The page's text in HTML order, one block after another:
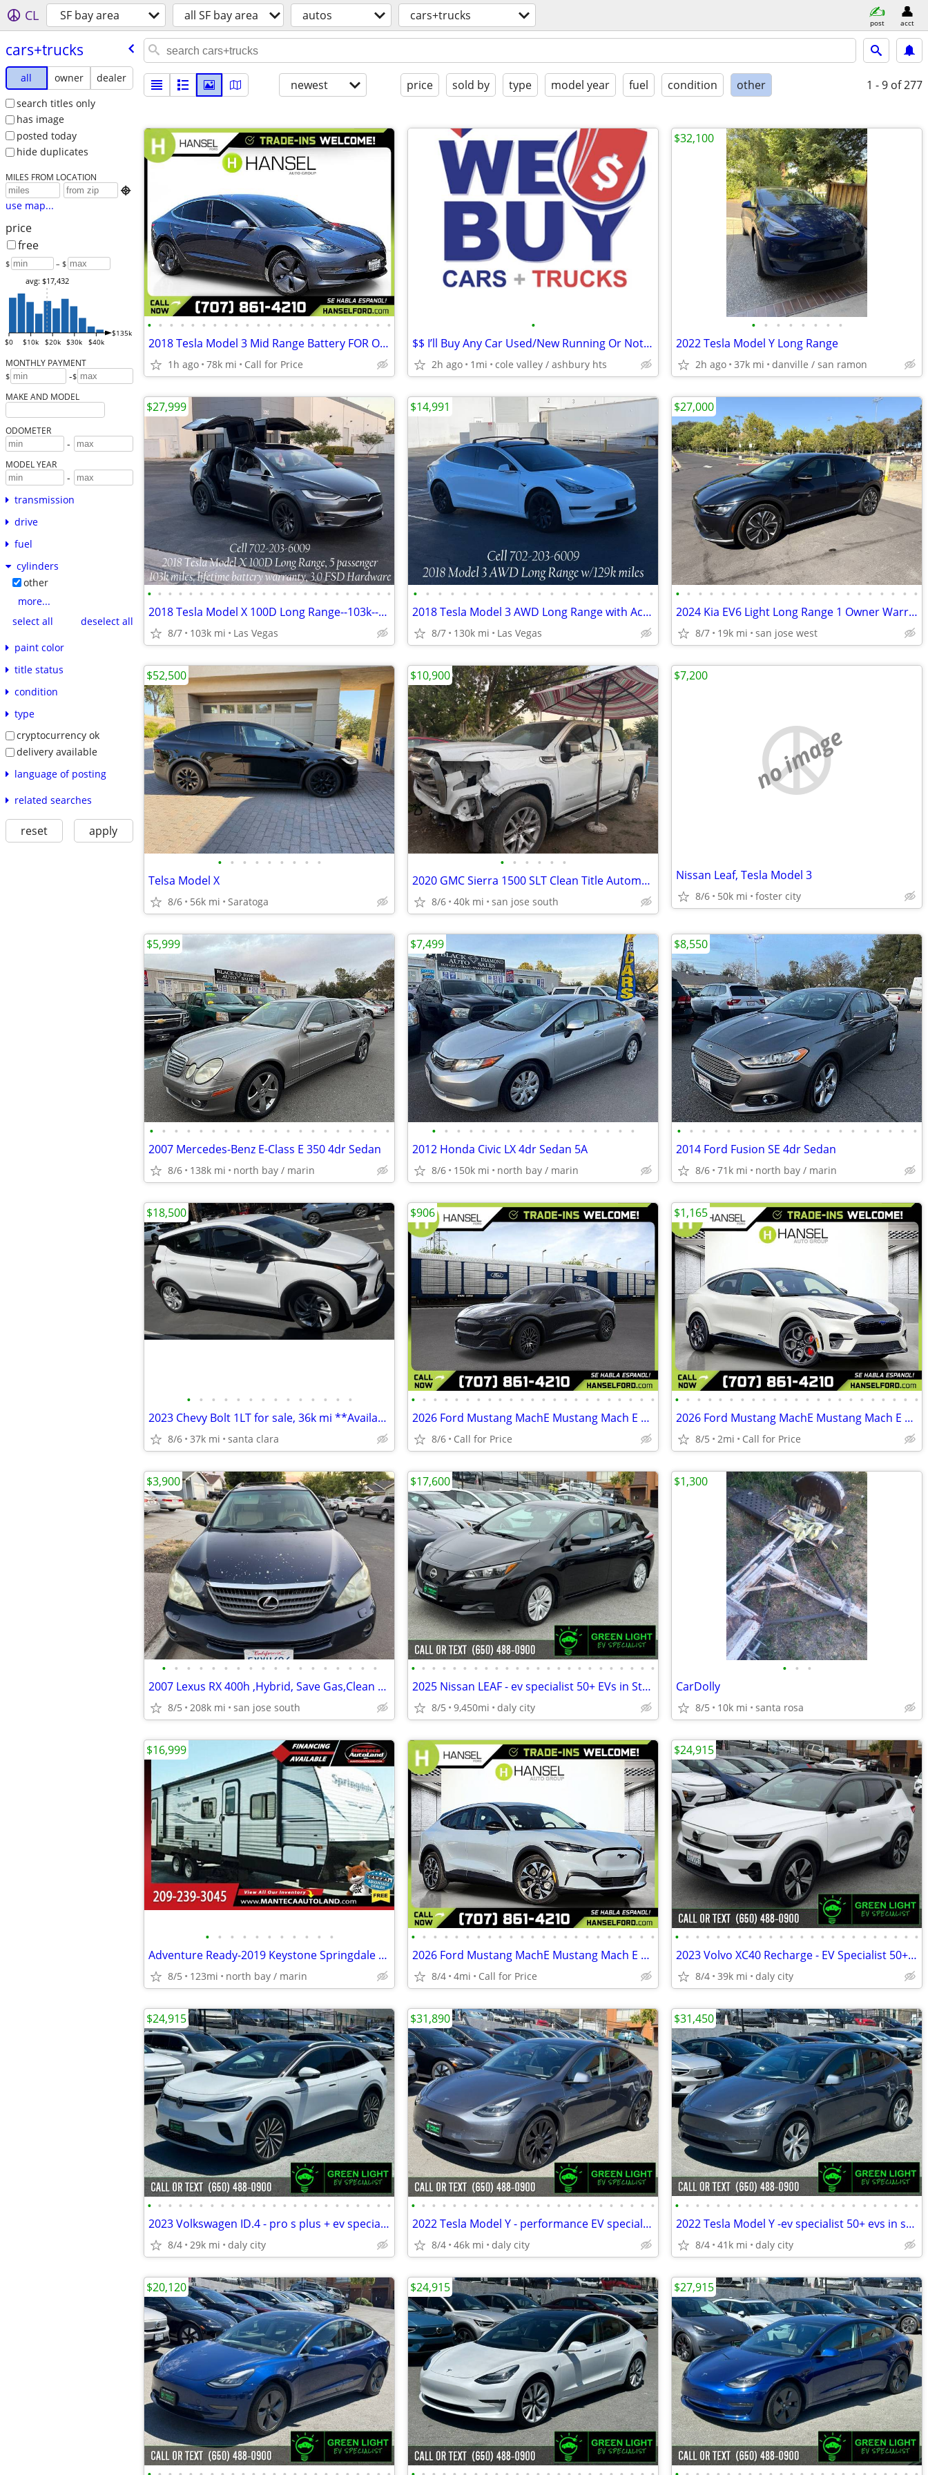
CL SF bay area all SF bay area autos cars+trucks post acct
cars+trucks
all owner
dealer
search titles only
has image
posted today
hide duplicates
MILES FROM LOCATION

use map...
price
free
$ – $
$0 $10k $20k $30k $40k
$135k
avg: $17,432
MONTHLY PAYMENT
$ -$
MAKE AND MODEL
ODOMETER
-
MODEL YEAR
-
transmission
drive
fuel
cylinders
other
more...
select all
deselect all
paint color
title status
condition
type
cryptocurrency ok
delivery available
language of posting
related searches
reset apply
newest price sold by type model year fuel condition other 1 - 9 of 277
• • • • • • • • • • • • • • • • • • • • • • •
2018 Tesla Model 3 Mid Range Battery FOR ONLY $391/mo!
1h ago 78k mi Call for Price
•
$$ I’ll Buy Any Car Used/New Running Or Not $$$ CASH AS-IS DEAL 2-DAY
2h ago 1mi cole valley / ashbury hts
• • • • • • • •
2022 Tesla Model Y Long Range
2h ago 37k mi danville / san ramon
$32,100
• • • • • • • • • • • • • • • • • • • • • • • •
2018 Tesla Model X 100D Long Range--103k--Warranty--RARE 5 Seat model!
8/7 103k mi Las Vegas
$27,999
• • • • • • • • • • • • • • • • • • • •
2018 Tesla Model 3 AWD Long Range with Acceleration Boost, 251 range
8/7 130k mi Las Vegas
$14,991
• • • • • • • • • • • • • • • • • • • • • •
2024 Kia EV6 Light Long Range 1 Owner Warranty 2025 gt line EV 6
8/7 19k mi san jose west
$27,000
• • • • • • • • •
Telsa Model X
8/6 56k mi Saratoga
$52,500
• • • • • •
2020 GMC Sierra 1500 SLT Clean Title Automatic
8/6 40k mi san jose south
$10,900
no image
Nissan Leaf, Tesla Model 3
8/6 50k mi foster city
$7,200
• • • • • • • • • • • • • • • • • • • •
2007 Mercedes-Benz E-Class E 350 4dr Sedan
8/6 138k mi north bay / marin
$5,999
• • • • • • • • • • • • • • • • •
2012 Honda Civic LX 4dr Sedan 5A
8/6 150k mi north bay / marin
$7,499
• • • • • • • • • • • • • • • • • • • •
2014 Ford Fusion SE 4dr Sedan
8/6 71k mi north bay / marin
$8,550
• • • • • • • • • • • • • •
2023 Chevy Bolt 1LT for sale, 36k mi **Available 8/21 – 8/25**
8/6 37k mi santa clara
$18,500
• • • • • • • • • • • • • • • • • • • • • • •
2026 Ford Mustang MachE Mustang Mach E Mustang Mach-E Premium FOR ONLY
8/6 Call for Price
$906
• • • • • • • • • • • • • • • • • • • • • • •
2026 Ford Mustang MachE Mustang Mach E Mustang Mach-E GT FOR ONLY $1,0
8/5 2mi Call for Price
$1,165
• • • • • • • • • • • • • • • • • •
2007 Lexus RX 400h ,Hybrid, Save Gas,Clean Title Run Good!
8/5 208k mi san jose south
$3,900
• • • • • • • • • • • • • • • • • • • • • • • •
2025 Nissan LEAF - ev specialist 50+ EVs in Stock!-peninsula
8/5 9,450mi daly city
$17,600
• • •
CarDolly
8/5 10k mi santa rosa
$1,300
• • • • • • • • • • •
Adventure Ready-2019 Keystone Springdale RV
8/5 123mi north bay / marin
$16,999
• • • • • • • • • • • • • • • • • • • • • • •
2026 Ford Mustang MachE Mustang Mach E Mustang Mach-E Select FOR ONLY
8/4 4mi Call for Price
• • • • • • • • • • • • • • • • • • • • • • • •
2023 Volvo XC40 Recharge - EV Specialist 50+ EVs in Stock!-peninsula
8/4 39k mi daly city
$24,915
• • • • • • • • • • • • • • • • • • • • • • • •
2023 Volkswagen ID.4 - pro s plus + ev specialist 50+ evs in -peninsul
8/4 29k mi daly city
$24,915
• • • • • • • • • • • • • • • • • • • • • • • •
2022 Tesla Model Y - performance EV specialist 50+ EVS in sto-peninsul
8/4 46k mi daly city
$31,890
• • • • • • • • • • • • • • • • • • • • • • • •
2022 Tesla Model Y -ev specialist 50+ evs in stock!@-peninsula
8/4 41k mi daly city
$31,450
$20,120 $24,915 $27,915